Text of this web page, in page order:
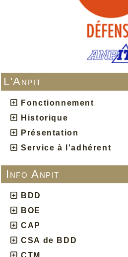
L'Anpit
Fonctionnement
Historique
Présentation
Service à l'adhérent
Info Anpit
BDD
BOE
CAP
CSA de BDD
CTM